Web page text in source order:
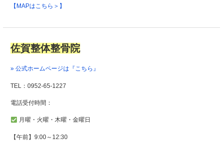
【MAPはこちら＞】
佐賀整体整骨院
» 公式ホームページは『こちら』
TEL：0952-65-1227
電話受付時間：
月曜・火曜・木曜・金曜日
【午前】9:00～12:30